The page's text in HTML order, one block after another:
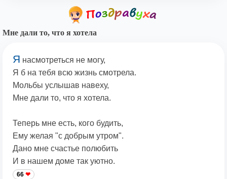
Мне дали то, что я хотела
Я насмотреться не могу,
Я б на тебя всю жизнь смотрела.
Мольбы услышав навеху,
Мне дали то, что я хотела.
Теперь мне есть, кого будить,
Ему желая "с добрым утром".
Дано мне счастье полюбить
И в нашем доме так уютно.
66